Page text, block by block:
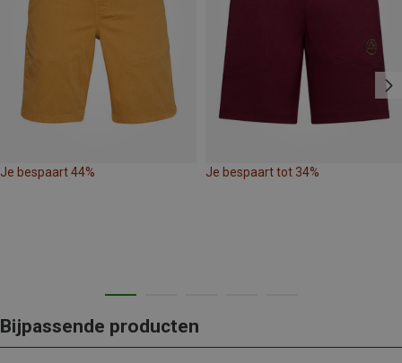
Je bespaart 44% Je bespaart tot 34%
Bijpassende producten